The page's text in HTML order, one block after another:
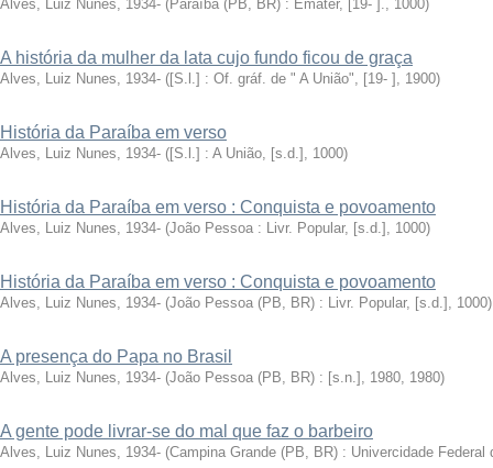
Alves, Luiz Nunes, 1934- (Paraíba (PB, BR) : Emater, [19- ]., 1000)
A história da mulher da lata cujo fundo ficou de graça
Alves, Luiz Nunes, 1934- ([S.l.] : Of. gráf. de " A União", [19- ] , 1900)
História da Paraíba em verso
Alves, Luiz Nunes, 1934- ([S.l.] : A União, [s.d.] , 1000)
História da Paraíba em verso : Conquista e povoamento
Alves, Luiz Nunes, 1934- (João Pessoa : Livr. Popular, [s.d.] , 1000)
História da Paraíba em verso : Conquista e povoamento
Alves, Luiz Nunes, 1934- (João Pessoa (PB, BR) : Livr. Popular, [s.d.] , 1000)
A presença do Papa no Brasil
Alves, Luiz Nunes, 1934- (João Pessoa (PB, BR) : [s.n.], 1980, 1980)
A gente pode livrar-se do mal que faz o barbeiro
Alves, Luiz Nunes, 1934- (Campina Grande (PB, BR) : Univercidade Federal